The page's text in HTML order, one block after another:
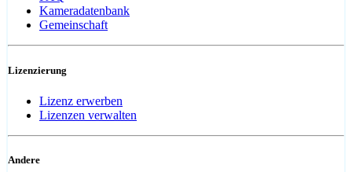
Kameradatenbank
Gemeinschaft
Lizenzierung
Lizenz erwerben
Lizenzen verwalten
Andere